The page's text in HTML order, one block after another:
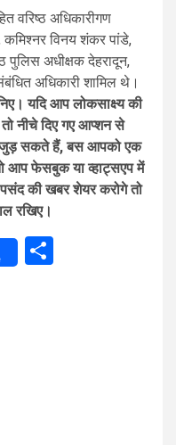
वरिष्ठ अधिकारीगण
विनय शंकर पांडे,
पुलिस अधीक्षक देहरादून,
अधिकारी शामिल थे।
यदि आप लोकसाक्ष्य की
नीचे दिए गए आप्शन से
जुड़ सकते हैं, बस आपको एक
आप फेसबुक या व्हाट्सएप में
की खबर शेयर करोगे तो
रखिए।